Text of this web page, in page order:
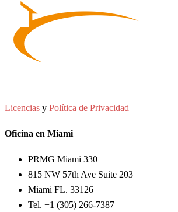
Licencias y Política de Privacidad
Oficina en Miami
PRMG Miami 330
815 NW 57th Ave Suite 203
Miami FL. 33126
Tel. +1 (305) 266-7387